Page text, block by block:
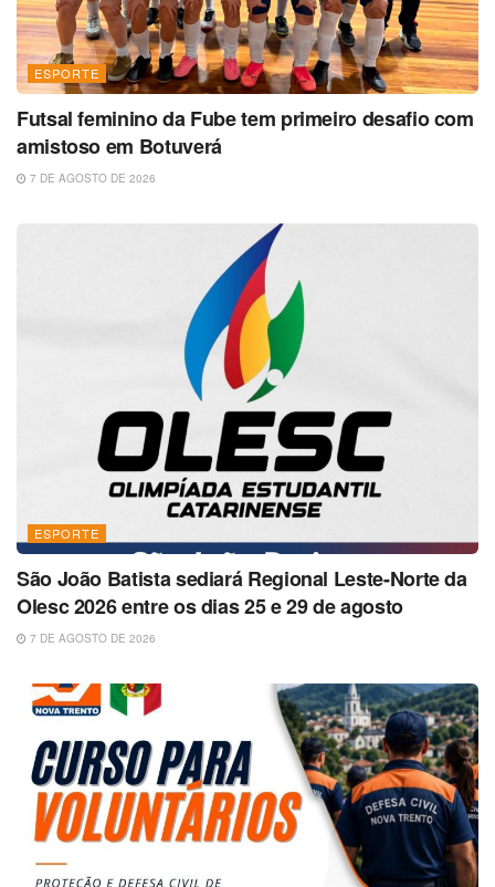
ESPORTE
Futsal feminino da Fube tem primeiro desafio com
amistoso em Botuverá
7 DE AGOSTO DE 2026
ESPORTE
São João Batista sediará Regional Leste-Norte da
Olesc 2026 entre os dias 25 e 29 de agosto
7 DE AGOSTO DE 2026